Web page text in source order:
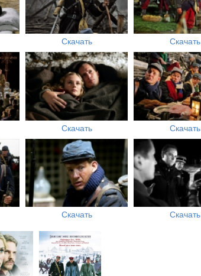
Скачать Скачать
Скачать Скачать
Скачать Скачать